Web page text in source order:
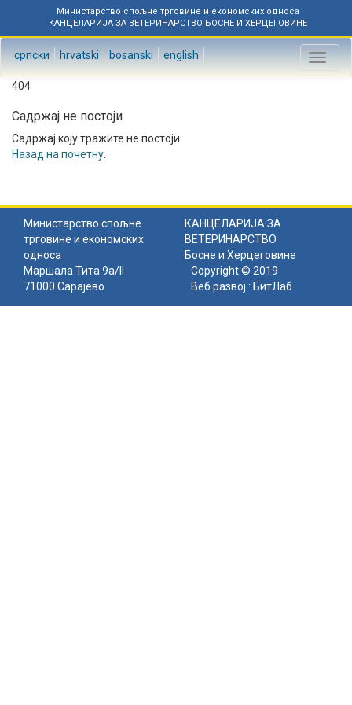
Министарство спољне трговине и економских односа
КАНЦЕЛАРИЈА ЗА ВЕТЕРИНАРСТВО БОСНЕ И ХЕРЦЕГОВИНЕ
српски hrvatski bosanski english
Toggle
404
Садржај не постоји
Садржај коју тражите не постоји.
Назад на почетну
Министарство спољне
трговине и економских
односа
КАНЦЕЛАРИЈА ЗА
ВЕТЕРИНАРСТВО
Босне и Херцеговине
Маршала Тита 9а/II
71000 Сарајево
Copyright © 2019
Веб развој : БитЛаб